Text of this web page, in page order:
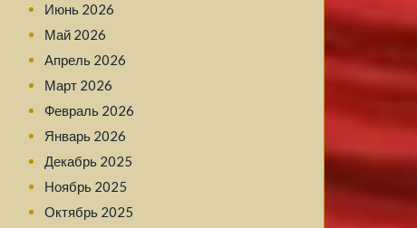
Июнь 2026
Май 2026
Апрель 2026
Март 2026
Февраль 2026
Январь 2026
Декабрь 2025
Ноябрь 2025
Октябрь 2025